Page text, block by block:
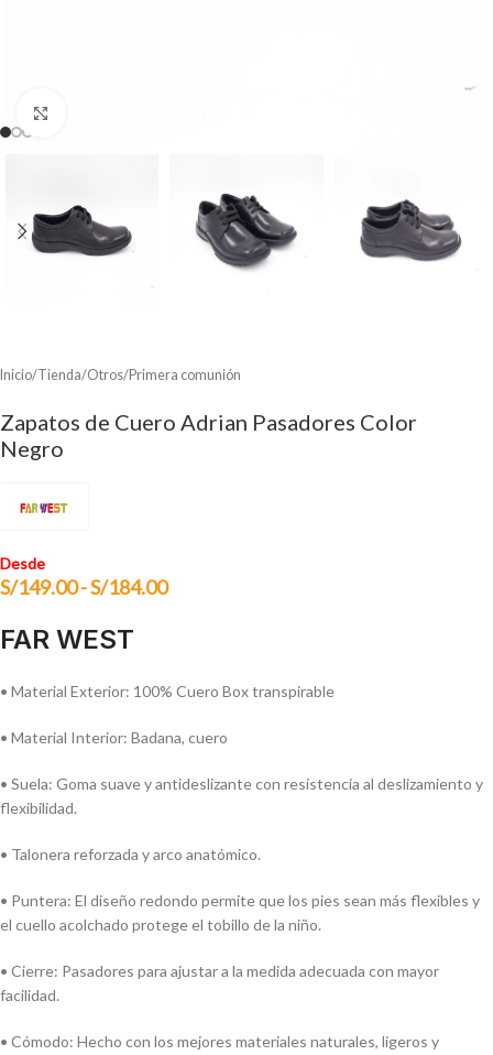
Inicio/Tienda/Otros/Primera comunión
Zapatos de Cuero Adrian Pasadores Color
Negro
Desde
S/149.00-S/184.00
FAR WEST
• Material Exterior: 100% Cuero Box transpirable
• Material Interior: Badana, cuero
• Suela: Goma suave y antideslizante con resistencia al deslizamiento y
flexibilidad.
• Talonera reforzada y arco anatómico.
• Puntera: El diseño redondo permite que los pies sean más flexibles y
el cuello acolchado protege el tobillo de la niño.
• Cierre: Pasadores para ajustar a la medida adecuada con mayor
facilidad.
• Cómodo: Hecho con los mejores materiales naturales, ligeros y